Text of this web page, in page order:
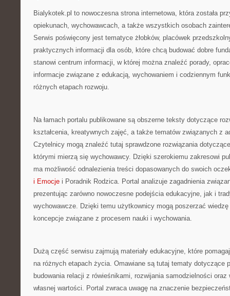
Bialykotek.pl to nowoczesna strona internetowa, która została
opiekunach, wychowawcach, a także wszystkich osobach
Serwis poświęcony jest tematyce żłobków, placówek
praktycznych informacji dla osób, które chcą budować dobre
stanowi centrum informacji, w której można znaleźć porady,
informacje związane z edukacją, wychowaniem i codziennym
różnych etapach rozwoju.
Na łamach portalu publikowane są obszerne teksty dotyczące
kształcenia, kreatywnych zajęć, a także tematów związanych z
Czytelnicy mogą znaleźć tutaj sprawdzone rozwiązania
którymi mierzą się wychowawcy. Dzięki szerokiemu zakresowi
ma możliwość odnalezienia treści dopasowanych do swoich
i Emocje i Poradnik Rodzica. Portal analizuje zagadnienia
prezentując zarówno nowoczesne podejścia edukacyjne, jak i
wychowawcze. Dzięki temu użytkownicy mogą poszerzać
koncepcje związane z procesem nauki i wychowania.
Dużą część serwisu zajmują materiały edukacyjne, które
na różnych etapach życia. Omawiane są tutaj tematy dotyczące
budowania relacji z rówieśnikami, rozwijania samodzielności
własnej wartości. Portal zwraca uwagę na znaczenie